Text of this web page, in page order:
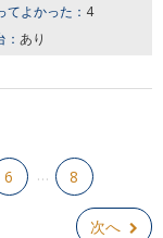
てよかった： 4
： あり
6 … 8
次へ